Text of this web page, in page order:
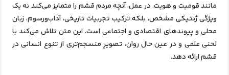
مانند قومیت و هویت. در عمل، آنچه مردم قشم را متمایز می‌کند نه یک
ویژگی ژنتیکی مشخص، بلکه ترکیب تجربیات تاریخی، آداب‌ورسوم، زبان
محلی و پیوندهای اقتصادی و اجتماعی است. این متن تلاش می‌کند با
لحنی علمی و در عین حال روان، تصویرِ منسجم‌تری از تنوع انسانی در
قشم ارائه دهد.